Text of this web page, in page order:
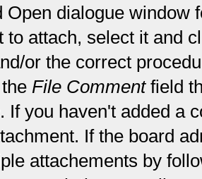
Open dialogue window
to attach, select it and
or the correct
File Commentfield
If you haven't added a
If the board
attachements by